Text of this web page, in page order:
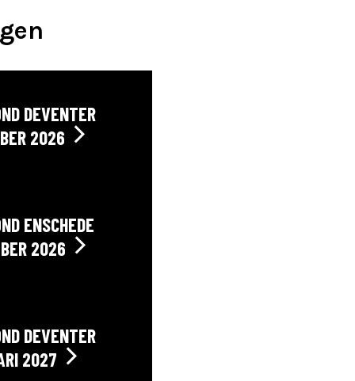
DEVENTER
2026
ENSCHEDE
2026
DEVENTER
2027